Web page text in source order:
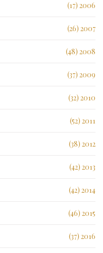
2006 (17)
2007 (26)
2008 (48)
2009 (37)
2010 (32)
2011 (52)
2012 (38)
2013 (42)
2014 (42)
2015 (46)
2016 (37)